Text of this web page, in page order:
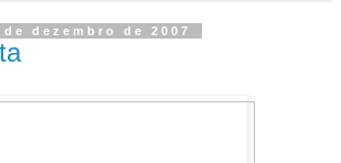
dezembro de 2007